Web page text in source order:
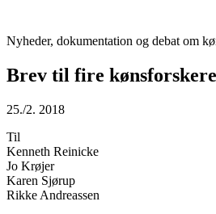
indhold
Nyheder, dokumentation og debat om
Brev til fire
25./2. 2018
Til
Kenneth Reinicke
Jo Krøjer
Karen Sjørup
Rikke Andreassen